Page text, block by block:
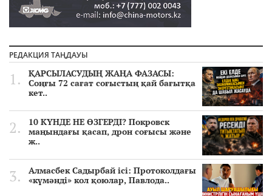
РЕДАКЦИЯ ТАҢДАУЫ
ҚАРСЫЛАСУДЫҢ ЖАҢА ФАЗАСЫ:
Соңғы 72 сағат соғыстың қай бағытқа
кет..
10 КҮНДЕ НЕ ӨЗГЕРДІ? Покровск
маңындағы қасап, дрон соғысы және
ж..
Алмасбек Садырбай ісі: Протоколдағы
«күмәнді» кол қоюлар, Павлода..